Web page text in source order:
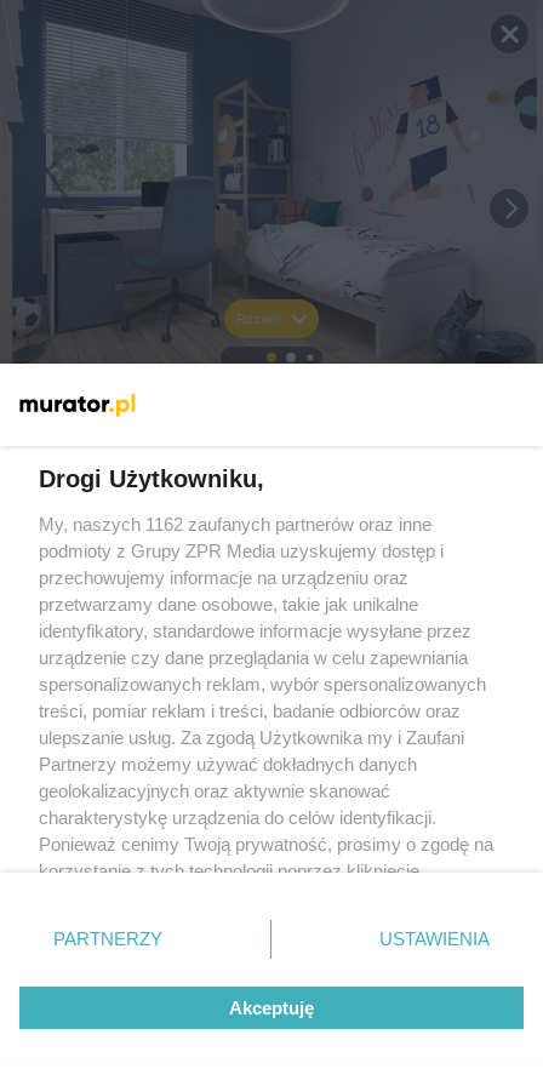
Rozwiń
Drogi Użytkowniku,
My, naszych 1162 zaufanych partnerów oraz inne
podmioty z Grupy ZPR Media uzyskujemy dostęp i
przechowujemy informacje na urządzeniu oraz
przetwarzamy dane osobowe, takie jak unikalne
identyfikatory, standardowe informacje wysyłane przez
urządzenie czy dane przeglądania w celu zapewniania
spersonalizowanych reklam, wybór spersonalizowanych
treści, pomiar reklam i treści, badanie odbiorców oraz
ulepszanie usług. Za zgodą Użytkownika my i Zaufani
Partnerzy możemy używać dokładnych danych
geolokalizacyjnych oraz aktywnie skanować
charakterystykę urządzenia do celów identyfikacji.
Ponieważ cenimy Twoją prywatność, prosimy o zgodę na
korzystanie z tych technologii poprzez kliknięcie
zmienić/wycofać klikając przycisk ustawień prywatności
znajdujący się w lewym dolnym rogu strony
rodzaje przetwarzania danych nie wymagają zgody
użytkownika, ale masz prawo sprzeciwić się takiemu
przetwarzaniu. Preferencje będą miały zastosowanie tylko
PARTNERZY USTAWIENIA
Akceptuję